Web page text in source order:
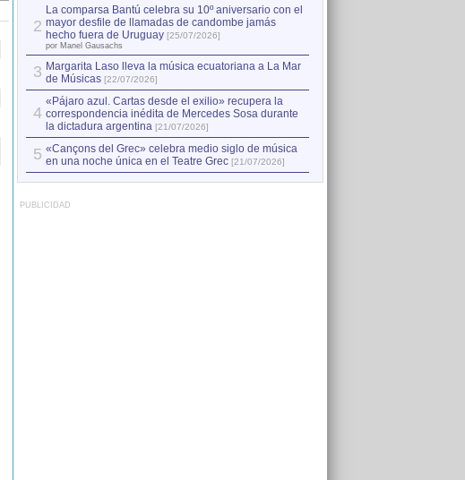
2
La comparsa Bantú celebra su 10º aniversario con el
mayor desfile de llamadas de candombe jamás
hecho fuera de Uruguay [25/07/2026]
por Manel Gausachs
3 Margarita Laso lleva la música ecuatoriana a La Mar
de Músicas [22/07/2026]
4
«Pájaro azul. Cartas desde el exilio» recupera la
correspondencia inédita de Mercedes Sosa durante
la dictadura argentina [21/07/2026]
5 «Cançons del Grec» celebra medio siglo de música
en una noche única en el Teatre Grec [21/07/2026]
PUBLICIDAD